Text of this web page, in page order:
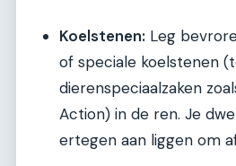
Koelstenen: Leg
of speciale koelstenen
dierenspeciaalzaken
Action) in de ren. Je
ertegen aan liggen om